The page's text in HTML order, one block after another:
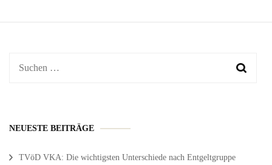
Suchen
NEUESTE BEITRÄGE
TVöD VKA: Die wichtigsten Unterschiede nach Entgeltgruppe